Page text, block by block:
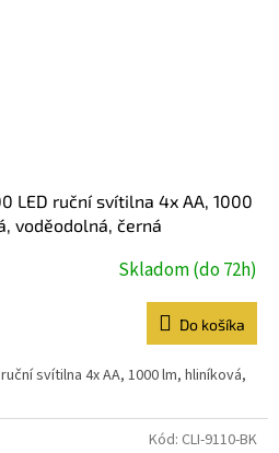
LED ruční svítilna 4x AA, 1000
voděodolná, černá
Skladom (do 72h)
Do košíka
ruční svítilna 4x AA, 1000 lm, hliníková,
Kód: CLI-9110-BK